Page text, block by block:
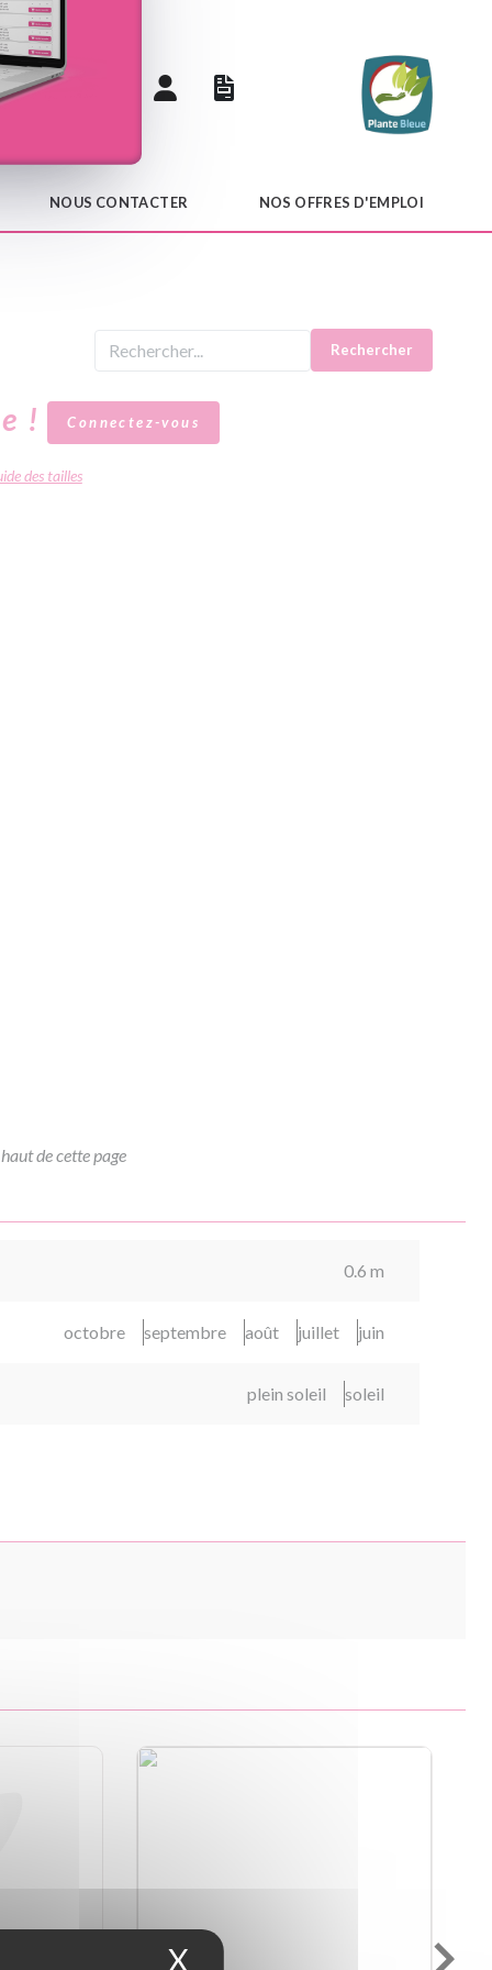
NOUS CONTACTER NOS OFFRES D'EMPLOI
Rechercher
! Connectez-vous
des tailles
de cette page
0.6 m
octobre septembre août juillet juin
plein soleil soleil
X Masquer le bandeau